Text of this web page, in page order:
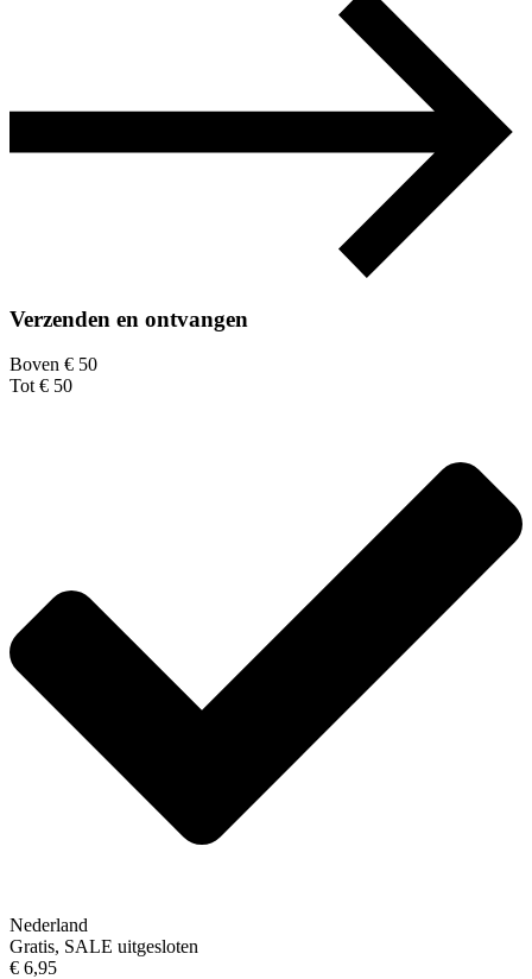
Verzenden en ontvangen
Boven € 50
Tot € 50
Nederland
Gratis, SALE uitgesloten
€ 6,95